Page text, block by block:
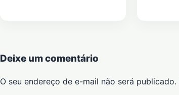
Deixe um comentário
O seu endereço de e-mail não será publicado.